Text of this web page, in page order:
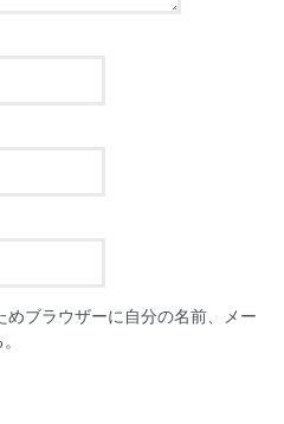
めブラウザーに自分の名前、メー